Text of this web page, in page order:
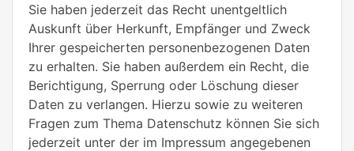
Sie haben jederzeit das Recht unentgeltlich
Auskunft über Herkunft, Empfänger und Zweck
Ihrer gespeicherten personenbezogenen Daten
zu erhalten. Sie haben außerdem ein Recht, die
Berichtigung, Sperrung oder Löschung dieser
Daten zu verlangen. Hierzu sowie zu weiteren
Fragen zum Thema Datenschutz können Sie sich
jederzeit unter der im Impressum angegebenen